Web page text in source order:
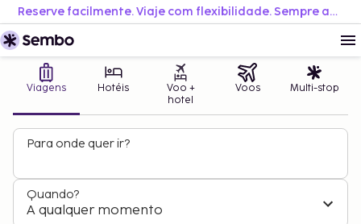
Reserve facilmente. Viaje com flexibilidade. Sempre ao melhor preço.
Viagens Hotéis
Voo +
hotel
Voos Multi-stop
Para onde quer ir?
Quando?
A qualquer momento